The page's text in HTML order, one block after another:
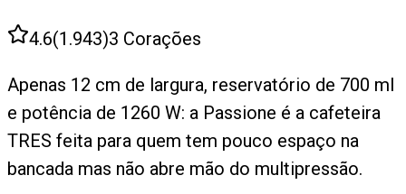
4.6(1.943)3 Corações
Apenas 12 cm de largura, reservatório de 700 ml
e potência de 1260 W: a Passione é a cafeteira
TRES feita para quem tem pouco espaço na
bancada mas não abre mão do multipressão.